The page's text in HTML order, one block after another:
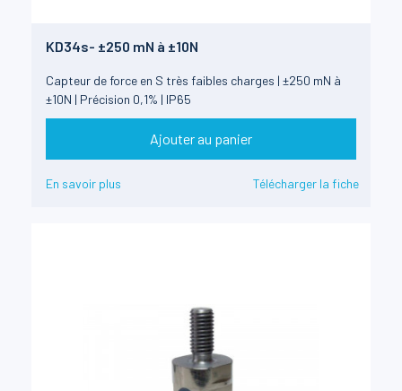
KD34s- ±250 mN à ±10N
Capteur de force en S très faibles charges | ±250 mN à
±10N | Précision 0,1% | IP65
Ajouter au panier
En savoir plus Télécharger la fiche